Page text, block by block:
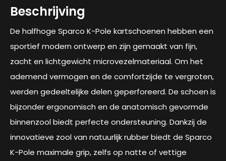
Beschrijving
De halfhoge Sparco K-Pole kartschoenen hebben een
sportief modern ontwerp en zijn gemaakt van fijn,
zacht en lichtgewicht microvezelmateriaal. Om het
ademend vermogen en de comfortzijde te vergroten,
werden gedeeltelijke delen geperforeerd. De schoen is
bijzonder ergonomisch en de anatomisch gevormde
binnenzool biedt perfecte ondersteuning. Dankzij de
innovatieve zool van natuurlijk rubber biedt de Sparco
K-Pole maximale grip, zelfs op natte of vettige